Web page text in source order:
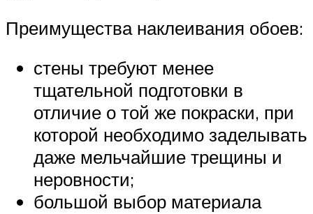
Преимущества наклеивания обоев:
стены требуют менее
тщательной подготовки в
отличие о той же покраски, при
которой необходимо заделывать
даже мельчайшие трещины и
неровности;
большой выбор материала